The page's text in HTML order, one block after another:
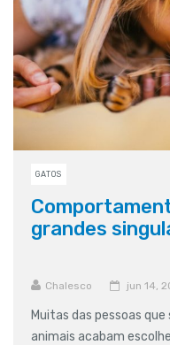
GATOS
grandes
Chalesco jun 14,
Muitas das pessoas
animais acabam